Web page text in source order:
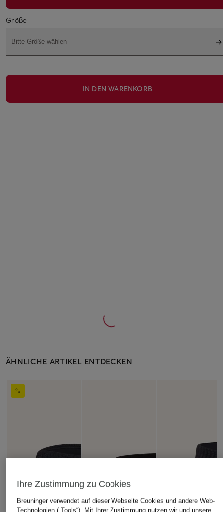
Größe
Bitte Größe wählen
IN DEN WARENKORB
ÄHNLICHE ARTIKEL ENTDECKEN
Ihre Zustimmung zu Cookies
Breuninger verwendet auf dieser Webseite Cookies und andere Web-
Technologien („Tools“). Mit Ihrer Zustimmung nutzen wir und unsere